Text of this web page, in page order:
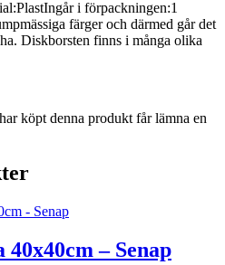
i förpackningen:1
färger och därmed går det
Diskborsten finns i många olika
köpt denna produkt får lämna en
40x40cm – Senap